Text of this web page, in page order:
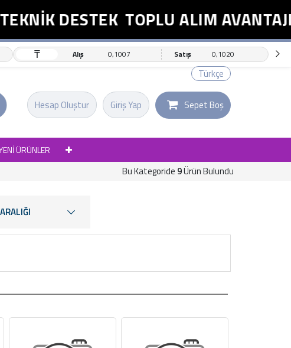
DESTEK TOPLU ALIM AVANTAJI
₸ Alış 0,1007 Satış 0,1020
Türkçe
Giriş Yap
Hesap Oluştur Sepet Boş
ÜRÜNLER
Bu Kategoride 9Ürün Bulundu